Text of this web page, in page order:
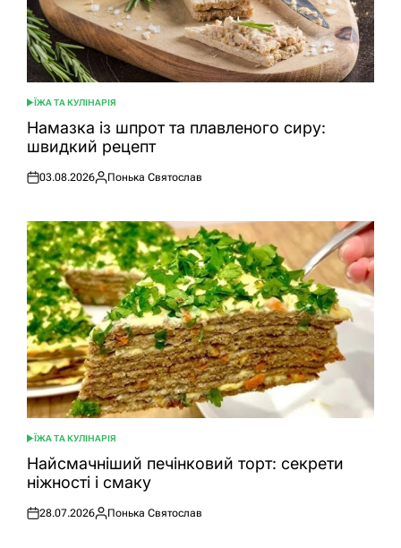
ОПУБЛІКУВАТИ
У
ЇЖА ТА КУЛІНАРІЯ
Намазка із шпрот та плавленого сиру:
швидкий рецепт
Оприлюднено
03.08.2026
Опубліковано
Понька Святослав
ОПУБЛІКУВАТИ
У
ЇЖА ТА КУЛІНАРІЯ
Найсмачніший печінковий торт: секрети
ніжності і смаку
Оприлюднено
28.07.2026
Опубліковано
Понька Святослав